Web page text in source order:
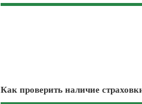
Как проверить наличие